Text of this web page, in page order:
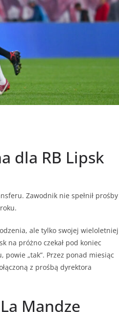
dla RB Lipsk
Zawodnik nie spełnił prośby
ale tylko swojej wieloletniej
na próżno czekał pod koniec
„tak”. Przez ponad miesiąc
z prośbą dyrektora
Mandze